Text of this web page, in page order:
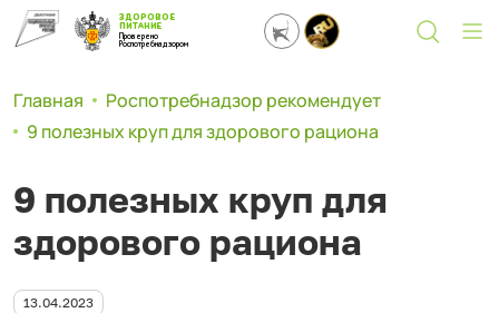
ЗДОРОВОЕ
ПИТАНИЕ
Проверено
Роспотребнадзором
Главная
Роспотребнадзор рекомендует
9 полезных круп для здорового рациона
9 полезных круп для
здорового рациона
13.04.2023